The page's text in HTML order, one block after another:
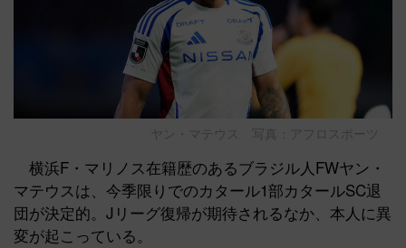
ヤン・マテウス 写真：アフロスポーツ
横浜F・マリノス在籍歴のあるブラジル人FWヤン・
マテウスは、今季限りでのカタール1部カタールSC退
団が決定的。Jリーグ復帰が期待されるなか、本人に異
変が起こっている。